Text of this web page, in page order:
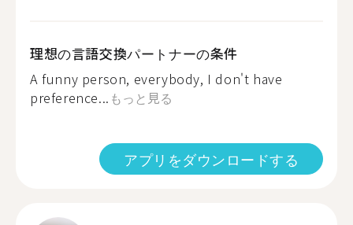
理想の言語交換パートナーの条件
A funny person, everybody, I don't have
preference... もっと見る
アプリをダウンロードする